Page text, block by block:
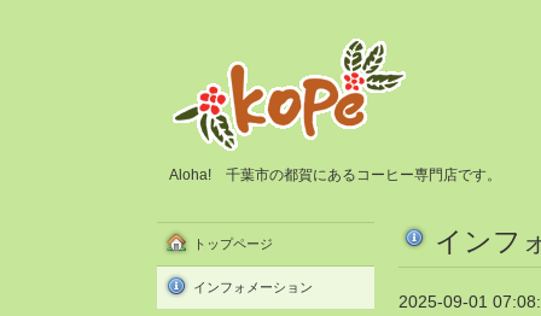
Aloha! 千葉市の都賀にあるコーヒー専門店です。
インフ
2025-09-01
トップページ
インフォメーション